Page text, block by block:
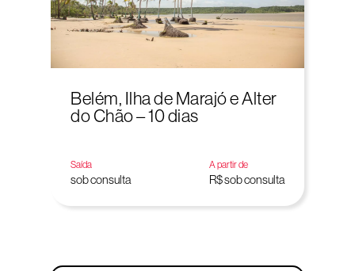
Belém, Ilha de Marajó e Alter
do Chão – 10 dias
Saída
sob consulta
A partir de
R$ sob consulta